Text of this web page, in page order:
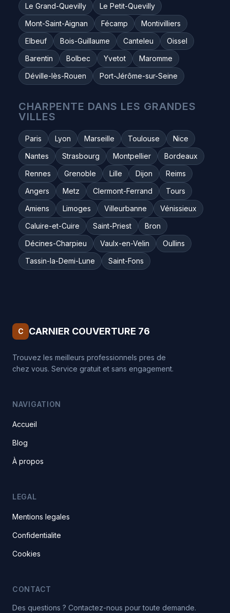
Le Grand-Quevilly
Le Petit-Quevilly
Mont-Saint-Aignan
Fécamp
Montivilliers
Elbeuf
Bois-Guillaume Canteleu
Oissel
Barentin
Bolbec Yvetot
Maromme
Déville-lès-Rouen
Port-Jérôme-sur-Seine
CHARPENTE DANS LES GRANDES
VILLES
Paris Lyon Marseille Toulouse
Nice
Nantes
Strasbourg Montpellier
Bordeaux
Rennes
Grenoble Lille Dijon
Reims
Angers
Metz Clermont-Ferrand
Tours
Amiens
Limoges Villeurbanne
Vénissieux
Caluire-et-Cuire
Saint-Priest
Bron
Décines-Charpieu
Vaulx-en-Velin
Oullins
Tassin-la-Demi-Lune
Saint-Fons
C CARNIER COUVERTURE 76
Trouvez les meilleurs professionnels pres de
chez vous. Service gratuit et sans engagement.
NAVIGATION
Accueil
Blog
À propos
LEGAL
Mentions legales
Confidentialite
Cookies
CONTACT
Des questions ? Contactez-nous pour toute demande.